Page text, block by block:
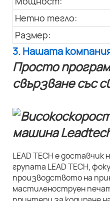
Нетно тегло:
Размер:
3. Нашата
Просто
свързване със
LEAD TECH е доставчик
групата LEAD TECH,
производството на
мастиленоструен